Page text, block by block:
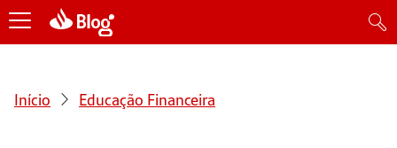
Início Educação Financeira